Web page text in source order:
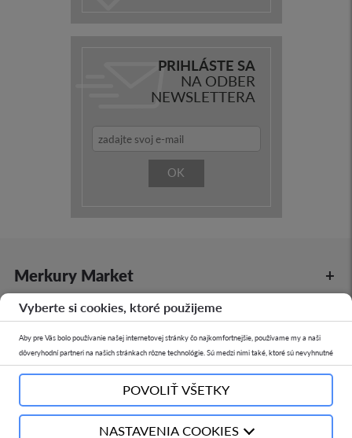
PRIHLÁSTE SA
NA ODBER
NEWSLETTERA
OK
Merkury Market
Ďalšie informácie
Nákup on-line
Naše prevádzky
Vyberte si cookies, ktoré použijeme
Aby pre Vás bolo používanie našej internetovej stránky čo najkomfortnejšie, používame my a naši
dôveryhodní partneri na našich stránkach rôzne technológie. Sú medzi nimi také, ktoré sú nevyhnutné
na riadne fungovanie internetovej stránky a tiež také, ktoré sú využívané na navrhovanie
odporúčaných internetových stránok, vytváranie anonymizovaných štatistík alebo zobrazovanie
personalizovaného obsahu (reklamného charakteru), tzv. cookies.
V rozkliku „NASTAVENIA COOKIES“ môžete dobrovoľne v ľubovoľnom momente rozhodnúť, aký
NASTAVENIA COOKIES
POVOLIŤ VŠETKY